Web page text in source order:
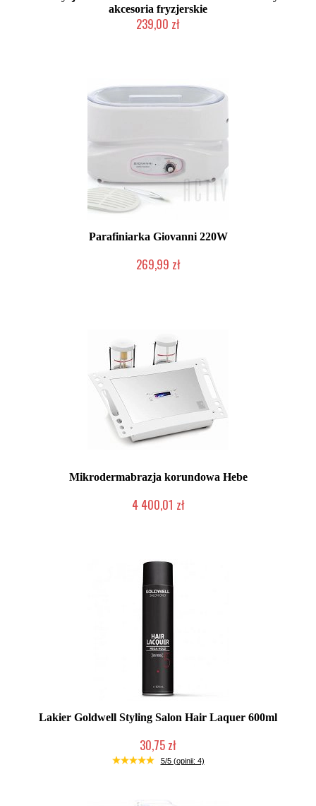
akcesoria fryzjerskie
239,00 zł
Parafiniarka Giovanni 220W
269,99 zł
Mikrodermabrazja korundowa Hebe
4 400,01 zł
Lakier Goldwell Styling Salon Hair Laquer 600ml
30,75 zł
Duża ilość (wysyłka w 24h)
5/5 (opinii: 4)